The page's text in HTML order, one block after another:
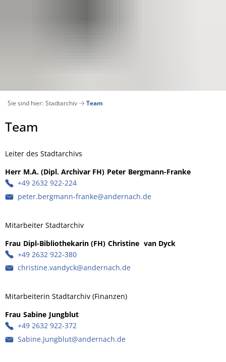
Tickets & Infos Sonderausstellung "Bagatelle"
Team Team
Sie sind hier: Stadtarchiv Team
Team
Team
Leiter des Stadtarchivs
Herr M.A. (Dipl. Archivar FH) Peter Bergmann-Franke
+49 2632 922-224
peter.bergmann-franke@andernach.de
Mitarbeiter Stadtarchiv
Frau Dipl-Bibliothekarin (FH) Christine van Dyck
+49 2632 922-380
christine.vandyck@andernach.de
Mitarbeiterin Stadtarchiv (Finanzen)
Frau Sabine Jungblut
+49 2632 922-372
Sabine.Jungblut@andernach.de